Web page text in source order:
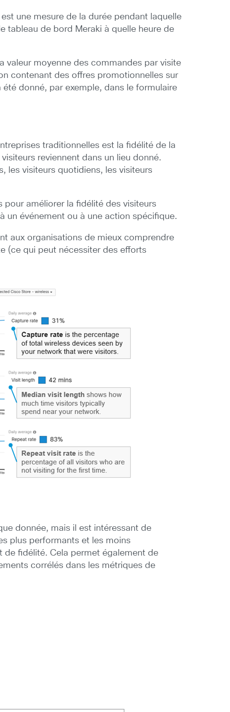
une mesure de la durée pendant laquelle
tableau de bord Meraki à quelle heure de
valeur moyenne des commandes par visite
contenant des offres promotionnelles sur
donné, par exemple, dans le formulaire
traditionnelles est la fidélité de la
reviennent dans un lieu donné.
les visiteurs quotidiens, les visiteurs
pour améliorer la fidélité des visiteurs
un événement ou à une action spécifique.
aux organisations de mieux comprendre
(ce qui peut nécessiter des efforts
donnée, mais il est intéressant de
plus performants et les moins
de fidélité. Cela permet également de
corrélés dans les métriques de